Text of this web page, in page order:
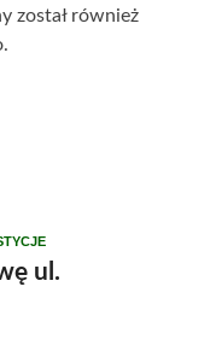
został również
ul.